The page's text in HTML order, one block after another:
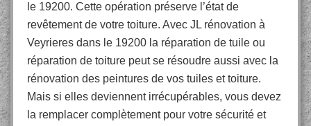
le 19200. Cette opération préserve l’état de
revêtement de votre toiture. Avec JL rénovation à
Veyrieres dans le 19200 la réparation de tuile ou
réparation de toiture peut se résoudre aussi avec la
rénovation des peintures de vos tuiles et toiture.
Mais si elles deviennent irrécupérables, vous devez
la remplacer complètement pour votre sécurité et